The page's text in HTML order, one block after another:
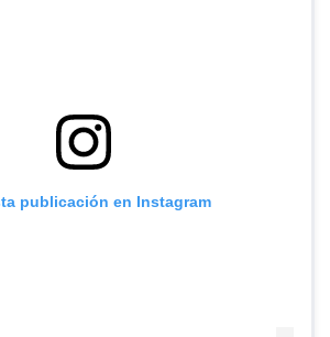
publicación en Instagram